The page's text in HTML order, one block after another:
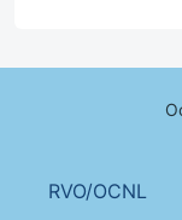
Footer Menu
RVO/OCNL